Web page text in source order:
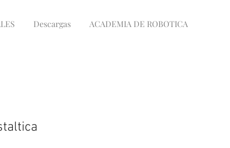
Descargas ACADEMIA DE ROBOTICA